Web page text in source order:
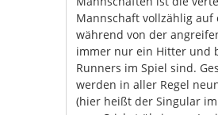
Mannschaft vollzählig auf
während von der
immer nur ein Hitter und
Runners im Spiel sind.
werden in aller Regel
(hier heißt der Singular im